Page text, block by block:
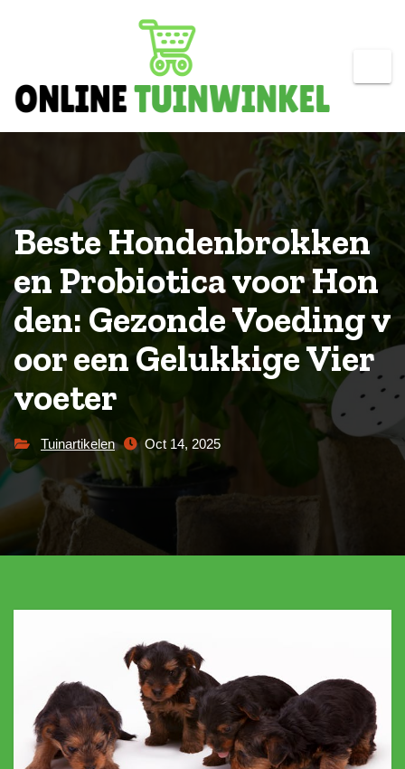
Beste Hondenbrokken
en Probiotica voor Hon
den: Gezonde Voeding v
oor een Gelukkige Vier
voeter
Tuinartikelen Oct 14, 2025